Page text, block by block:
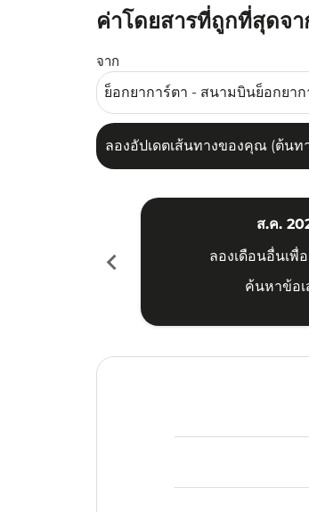
ค่าโดยสารที่ถูกที่สุดจ
จาก
ลองอัปเดตเส้นทางของคุณ (ต้น
ลองอัปเดตเส้นทางของคุณ (ต้นทา
chevron_left
ส.ค.
ลองเดือนอื่นเพื่
ค้นหาข้อ